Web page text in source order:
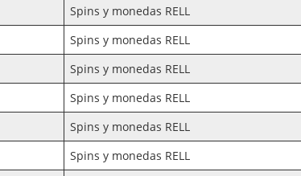
Spins y monedas RELL
Spins y monedas RELL
Spins y monedas RELL
Spins y monedas RELL
Spins y monedas RELL
Spins y monedas RELL